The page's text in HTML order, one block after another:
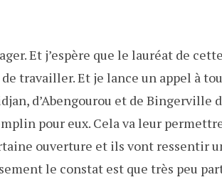
Et j’espère que le lauréat de
travailler. Et je lance un appel à
d’Abengourou et de
pour eux. Cela va leur
ouverture et ils vont ressentir
le constat est que très peu